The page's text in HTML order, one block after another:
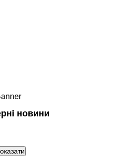
забезпечення
новини